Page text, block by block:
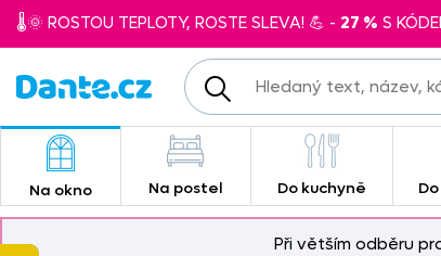
🌡️🌞 ROSTOU TEPLOTY, ROSTE SLEVA! 💪 - 27 % S
Na okno Na postel Do kuchyně
Při větším odběru